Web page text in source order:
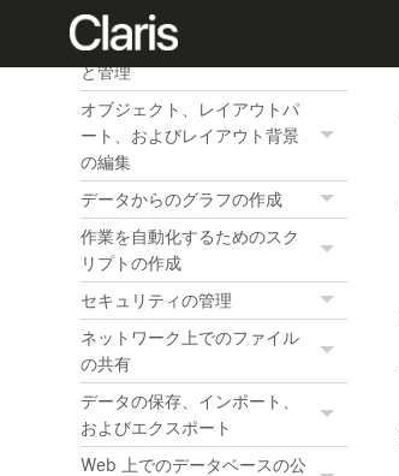
レイアウトとレポートの作成
と管理
オブジェクト、レイアウトパ
ート、およびレイアウト背景
の編集
データからのグラフの作成
作業を自動化するためのスク
リプトの作成
セキュリティの管理
ネットワーク上でのファイル
の共有
データの保存、インポート、
およびエクスポート
Web 上でのデータベースの公